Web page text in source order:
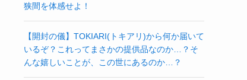
狭間を体感せよ！
【開封の儀】TOKIARI(トキアリ)から何か届いて
いるぞ？これってまさかの提供品なのか…？そ
んな嬉しいことが、この世にあるのか…？